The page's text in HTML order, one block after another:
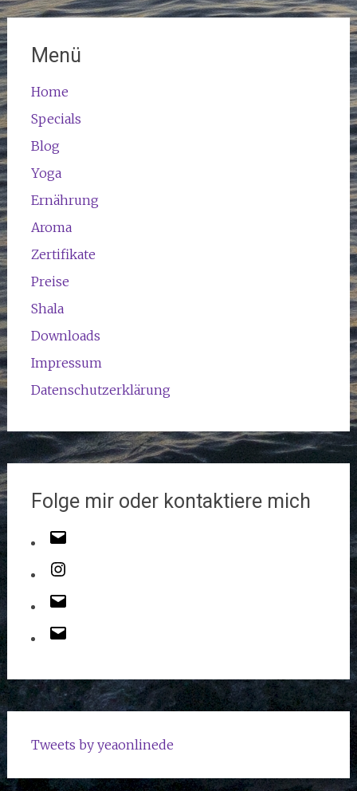
Menü
Home
Specials
Blog
Yoga
Ernährung
Aroma
Zertifikate
Preise
Shala
Downloads
Impressum
Datenschutzerklärung
Folge mir oder kontaktiere mich
Tweets by yeaonlinede